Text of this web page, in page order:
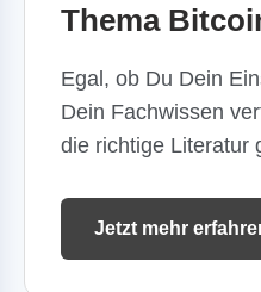
Thema
Egal, ob Du Dein
Dein Fachwissen
die richtige Literatur
Jetzt mehr